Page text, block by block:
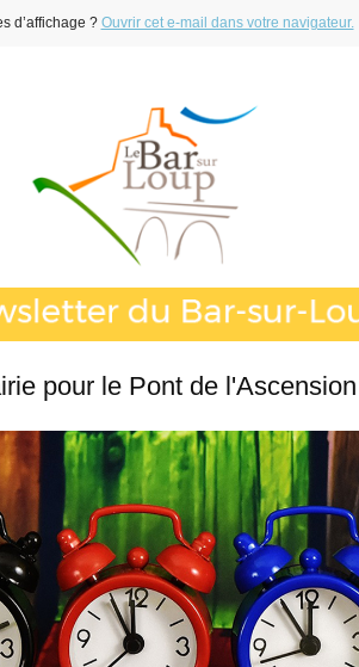
d’affichage ? Ouvrir cet e-mail dans votre navigateur.
pour le Pont de l'Ascension